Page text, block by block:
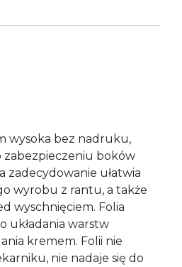
wysoka bez nadruku,
zabezpieczeniu boków
zadecydowanie ułatwia
wyrobu z rantu, a także
wyschnięciem. Folia
układania warstw
kremem. Folii nie
nie nadaje się do